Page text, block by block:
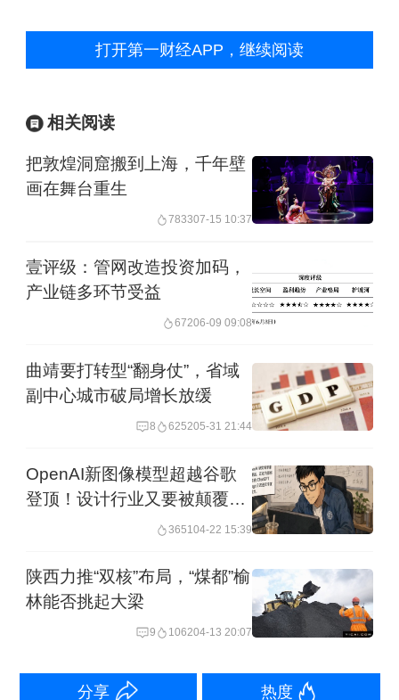
战队拔得头筹，赢得敦煌榆林44窟三大
2019年，是让设计梦想照进现实，圆梦
千年敦煌的新一年，这一年，敦煌石窟
之“榆林44窟新建计划”三大改造空间最终
落成，而同时炳灵石窟改造施工也提上
了日程。
神“设”手战队设计师董波、造煌者战队设
计师廖志强作为三支获胜战队代表，分
敦煌展开了实地沟通交底工作；
打开第一财经APP，继续阅读
相关阅读
把敦煌洞窟搬到上海，千年壁
画在舞台重生
783307-15 10:37
壹评级：管网改造投资加码，
产业链多环节受益
67206-09 09:08
曲靖要打转型“翻身仗”，省域
副中心城市破局增长放缓
8 625205-31 21:44
OpenAI新图像模型超越谷歌
登顶！设计行业又要被颠覆
365104-22 15:39
陕西力推“双核”布局，“煤都”榆
林能否挑起大梁
9 106204-13 20:07
分享 热度